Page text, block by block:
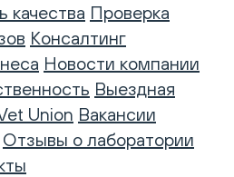
качества Проверка
Консалтинг
Новости компании
Выездная
Union Вакансии
Отзывы о лаборатории